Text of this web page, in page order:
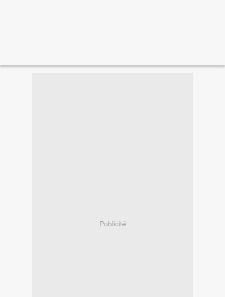
Publicité